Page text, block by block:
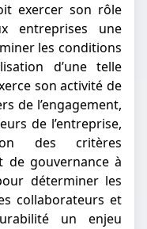
exercer son rôle
entreprises une
les conditions
d’une telle
son activité de
de l’engagement,
de l’entreprise,
des critères
de gouvernance à
déterminer les
collaborateurs et
un enjeu